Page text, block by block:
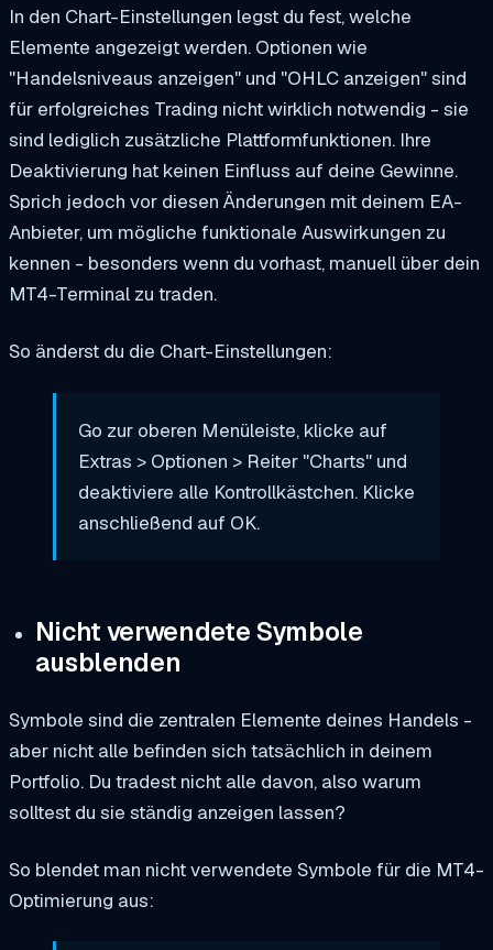
In den Chart-Einstellungen legst du fest, welche
Elemente angezeigt werden. Optionen wie
"Handelsniveaus anzeigen" und "OHLC anzeigen" sind
für erfolgreiches Trading nicht wirklich notwendig - sie
sind lediglich zusätzliche Plattformfunktionen. Ihre
Deaktivierung hat keinen Einfluss auf deine Gewinne.
Sprich jedoch vor diesen Änderungen mit deinem EA-
Anbieter, um mögliche funktionale Auswirkungen zu
kennen - besonders wenn du vorhast, manuell über dein
MT4-Terminal zu traden.
So änderst du die Chart-Einstellungen:
Go zur oberen Menüleiste, klicke auf
Extras > Optionen > Reiter "Charts" und
deaktiviere alle Kontrollkästchen. Klicke
anschließend auf OK.
Nicht verwendete Symbole
ausblenden
Symbole sind die zentralen Elemente deines Handels -
aber nicht alle befinden sich tatsächlich in deinem
Portfolio. Du tradest nicht alle davon, also warum
solltest du sie ständig anzeigen lassen?
So blendet man nicht verwendete Symbole für die MT4-
Optimierung aus: